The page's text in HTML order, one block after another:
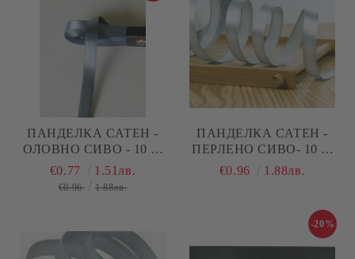
ПАНДЕЛКА САТЕН -
ОЛОВНО СИВО - 10 М
№44
€0.77 1.51лв.
€0.96 1.88лв.
ПАНДЕЛКА САТЕН -
ПЕРЛЕНО СИВО- 10 М
№42
€0.96 1.88лв.
-20%